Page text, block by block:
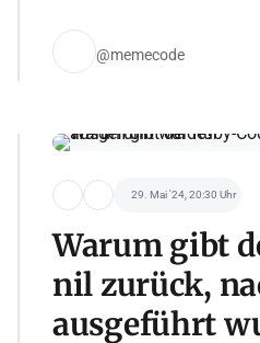
@memecode
29. Mai '24, 20:30 Uhr
Warum gibt
nil zurück,
ausgeführt